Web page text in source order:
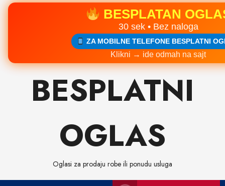
BESPLATAN
30 sek • Bez naloga
ZA MOBILNE TELEFONE BESPLATNI
Klikni → ide odmah na sajt
Skip
BESPLATNI
OGLAS
Oglasi za prodaju robe ili ponudu usluga